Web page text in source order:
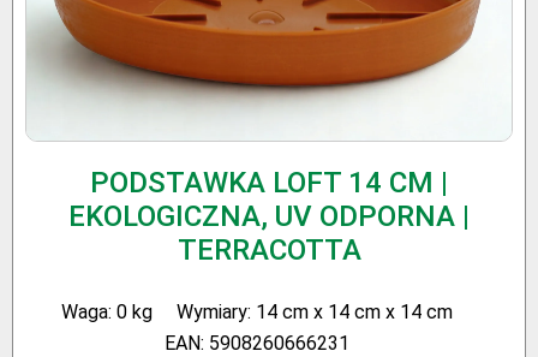
PODSTAWKA LOFT 14 CM |
EKOLOGICZNA, UV ODPORNA |
TERRACOTTA
Waga: 0 kg
Wymiary: 14 cm x 14 cm x 14 cm
EAN: 5908260666231